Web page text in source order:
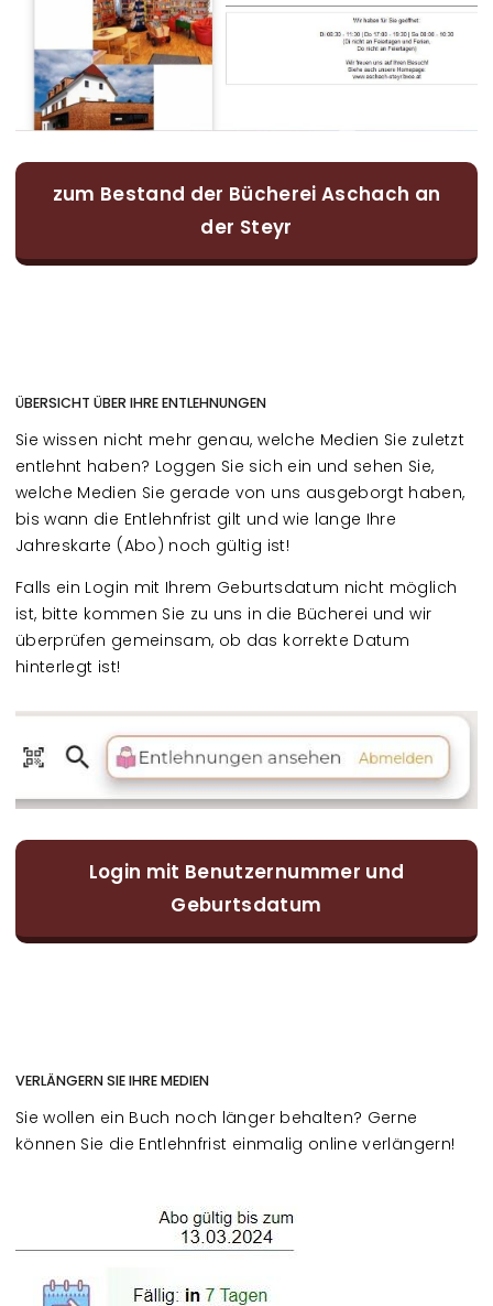
zum Bestand der Bücherei Aschach an
der Steyr
ÜBERSICHT ÜBER IHRE ENTLEHNUNGEN
Sie wissen nicht mehr genau, welche Medien Sie zuletzt
entlehnt haben? Loggen Sie sich ein und sehen Sie,
welche Medien Sie gerade von uns ausgeborgt haben,
bis wann die Entlehnfrist gilt und wie lange Ihre
Jahreskarte (Abo) noch gültig ist!
Falls ein Login mit Ihrem Geburtsdatum nicht möglich
ist, bitte kommen Sie zu uns in die Bücherei und wir
überprüfen gemeinsam, ob das korrekte Datum
hinterlegt ist!
Login mit Benutzernummer und
Geburtsdatum
VERLÄNGERN SIE IHRE MEDIEN
Sie wollen ein Buch noch länger behalten? Gerne
können Sie die Entlehnfrist einmalig online verlängern!